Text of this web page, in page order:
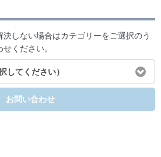
決しない場合はカテゴリーをご選択のう
ください。
してください）
お問い合わせ